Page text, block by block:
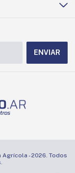
- 2026. Todos